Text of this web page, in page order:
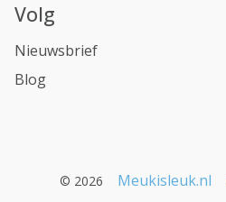
Volg
Nieuwsbrief
Blog
© 2026 Meukisleuk.nl